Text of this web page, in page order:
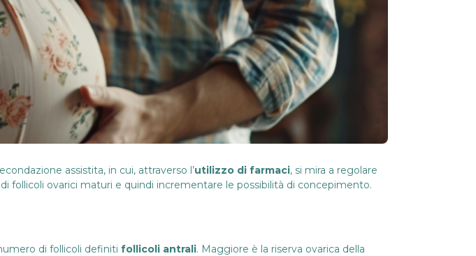
assistita, in cui, attraverso l’utilizzo di farmaci, si mira a regolare
follicoli ovarici maturi e quindi incrementare le possibilità di concepimento.
di follicoli definiti follicoli antrali. Maggiore è la riserva ovarica della